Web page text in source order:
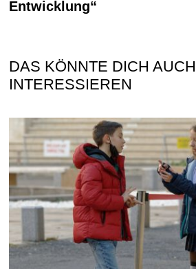
Entwicklung“
DAS KÖNNTE DICH AUCH
INTERESSIEREN